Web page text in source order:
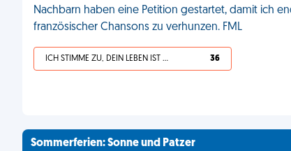
Nachbarn haben eine Petition gestartet, damit ich
französischer Chansons zu verhunzen. FML
ICH STIMME ZU, DEIN LEBEN IST SCHEISSE 36
Sommerferien: Sonne und Patzer